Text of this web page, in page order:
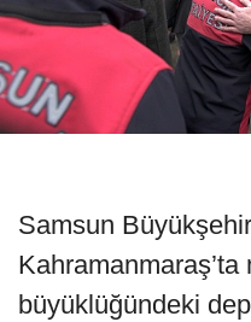
Samsun
büyüklüğündeki